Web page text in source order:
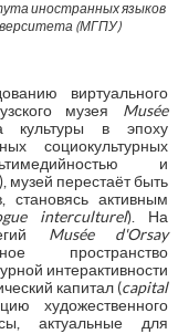
иностранных языков
(МГПУ)
виртуального
музея Musée
культуры в эпоху
социокультурных
и
), музей перестаёт быть
становясь активным
interculturel). На
Musée d'Orsay
пространство
интерактивности
капитал (capital
художественного
актуальные для